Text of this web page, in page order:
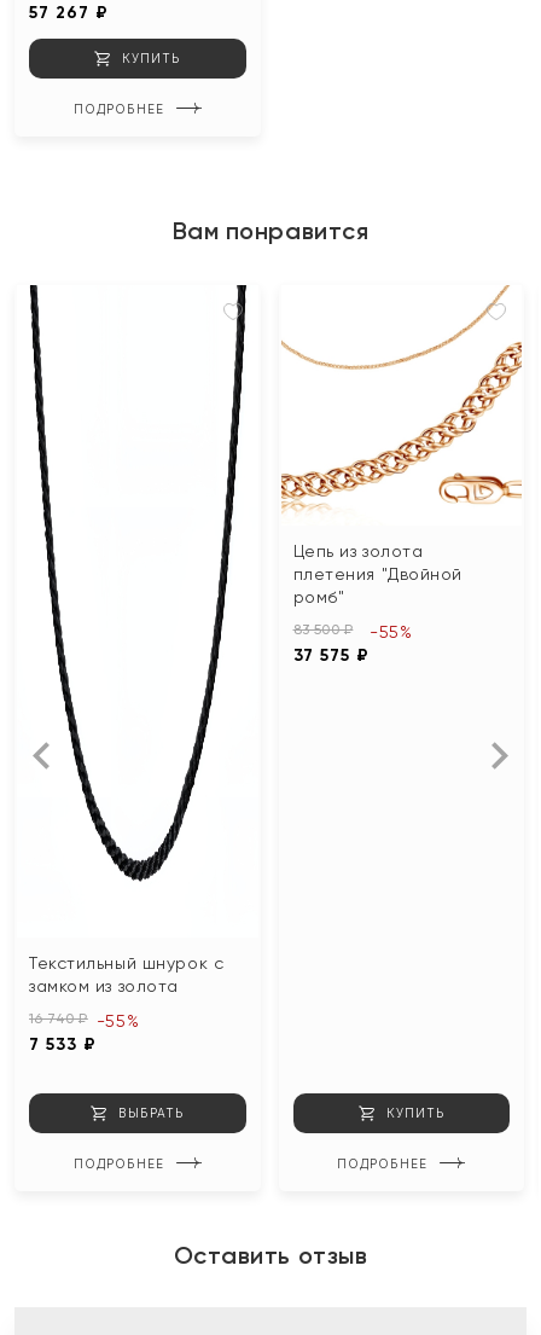
57 267 ₽
КУПИТЬ
ПОДРОБНЕЕ
Вам понравится
Текстильный шнурок с
замком из золота
16 740 ₽
7 533 ₽
-55%
ВЫБРАТЬ
ПОДРОБНЕЕ
Цепь из золота
плетения "Двойной
ромб"
83 500 ₽
37 575 ₽
-55%
КУПИТЬ
ПОДРОБНЕЕ
Оставить отзыв